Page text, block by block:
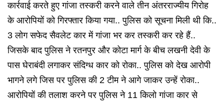
कार्रवाई करते हुए गांजा तस्करी करने वाले तीन अंतरराज्यीय गिरोह
के आरोपियों को गिरफ्तार किया गया.. पुलिस को सूचना मिली थी कि..
3 लोग सफेद सैवलेट कार में गांजा भर कर तस्करी कर रहे हैं..
जिसके बाद पुलिस ने रतनपुर और कोटा मार्ग के बीच लखनी देवी के
पास घेराबंदी लगाकर संदिग्ध कार को रोका.. पुलिस को देख आरोपी
भागने लगे जिस पर पुलिस की 2 टीम ने आगे जाकर उन्हें रोका..
आरोपियों की तलाश करने पर पुलिस ने 11 किलो गांजा कार से